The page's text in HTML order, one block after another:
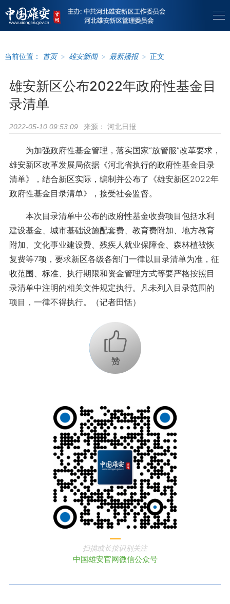
当前位置： 首页 > 雄安新闻 > 最新播报 > 正文
雄安新区公布2022年政府性基金目
录清单
2022-05-10 09:53:09 来源： 河北日报
为加强政府性基金管理，落实国家“放管服”改革要求，
雄安新区改革发展局依据《河北省执行的政府性基金目录
清单》，结合新区实际，编制并公布了《雄安新区2022年
政府性基金目录清单》，接受社会监督。
本次目录清单中公布的政府性基金收费项目包括水利
建设基金、城市基础设施配套费、教育费附加、地方教育
附加、文化事业建设费、残疾人就业保障金、森林植被恢
复费等7项，要求新区各级各部门一律以目录清单为准，征
收范围、标准、执行期限和资金管理方式等要严格按照目
录清单中注明的相关文件规定执行。凡未列入目录范围的
项目，一律不得执行。（记者田恬）
+1
扫描或长按识别关注
中国雄安官网微信公众号